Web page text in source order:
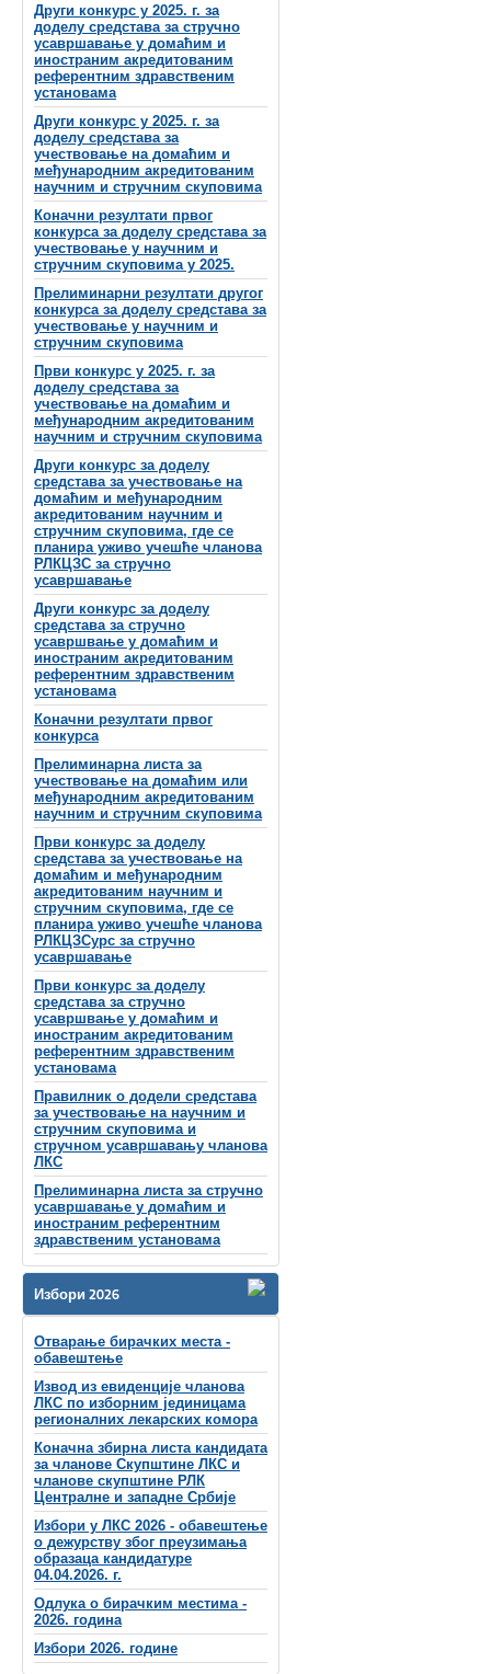
Други конкурс у 2025. г. за
доделу средстава за стручно
усавршавање у домаћим и
иностраним акредитованим
референтним здравственим
установама
Други конкурс у 2025. г. за
доделу средстава за
учествовање на домаћим и
међународним акредитованим
научним и стручним скуповима
Коначни резултати првог
конкурса за доделу средстава за
учествовање у научним и
стручним скуповима у 2025.
Прелиминарни резултати другог
конкурса за доделу средстава за
учествовање у научним и
стручним скуповима
Први конкурс у 2025. г. за
доделу средстава за
учествовање на домаћим и
међународним акредитованим
научним и стручним скуповима
Други конкурс за доделу
средстава за учествовање на
домаћим и међународним
акредитованим научним и
стручним скуповима, где се
планира уживо учешће чланова
РЛКЦЗС за стручно
усавршавање
Други конкурс за доделу
средстава за стручно
усавршвање у домаћим и
иностраним акредитованим
референтним здравственим
установама
Коначни резултати првог
конкурса
Прелиминарна листа за
учествовање на домаћим или
међународним акредитованим
научним и стручним скуповима
Први конкурс за доделу
средстава за учествовање на
домаћим и међународним
акредитованим научним и
стручним скуповима, где се
планира уживо учешће чланова
РЛКЦЗСурс за стручно
усавршавање
Први конкурс за доделу
средстава за стручно
усавршвање у домаћим и
иностраним акредитованим
референтним здравственим
установама
Правилник о додели средстава
за учествовање на научним и
стручним скуповима и
стручном усавршавању чланова
ЛКС
Прелиминарна листа за стручно
усавршавање у домаћим и
иностраним референтним
здравственим установама
Избори 2026
Отварање бирачких места -
обавештење
Извод из евиденције чланова
ЛКС по изборним јединицама
регионалних лекарских комора
Коначна збирна листа кандидата
за чланове Скупштине ЛКС и
чланове скупштинe РЛК
Централне и западне Србије
Избори у ЛКС 2026 - обавештење
о дежурству због преузимања
образаца кандидатуре
04.04.2026. г.
Одлука о бирачким местима -
2026. година
Избори 2026. године